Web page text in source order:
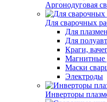
Аргонодуговая
Для сварочных
Для
Для
Краги,
Магнитные
Маски
Электроды
Инверторы